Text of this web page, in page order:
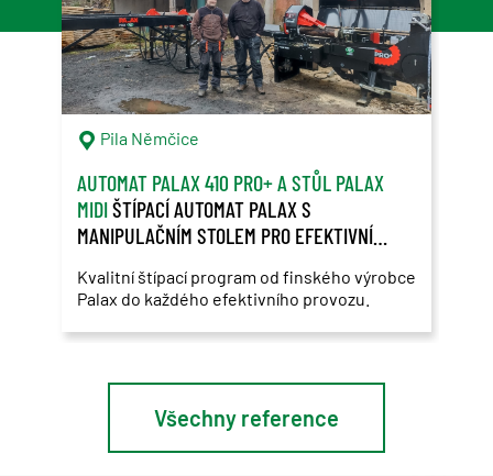
Pila Němčice
AUTOMAT PALAX 410 PRO+ A STŮL PALAX
MIDI
MANIPULAČNÍM STOLEM PRO EFEKTIVNÍ
Kvalitní štípací program od finského výrobce
Palax do každého efektivního provozu.
Všechny reference